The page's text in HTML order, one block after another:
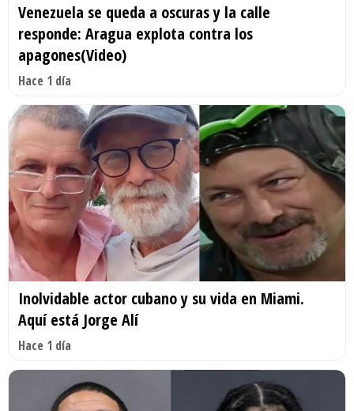
Venezuela se queda a oscuras y la calle
responde: Aragua explota contra los
apagones(Video)
Hace 1 día
Inolvidable actor cubano y su vida en Miami.
Aquí está Jorge Alí
Hace 1 día